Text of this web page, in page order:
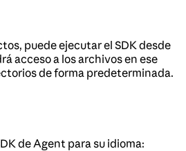
puede ejecutar el SDK desde
acceso a los archivos en ese
de forma predeterminada.
de Agent para su idioma: